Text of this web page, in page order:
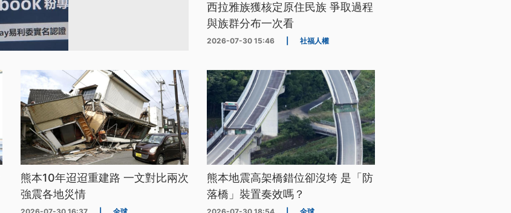
西拉雅族獲核定原住民族 爭取過程
與族群分布一次看
2026-07-30 15:46 社福人權
熊本10年迢迢重建路 一文對比兩次
強震各地災情
熊本地震高架橋錯位卻沒垮 是「防
落橋」裝置奏效嗎？